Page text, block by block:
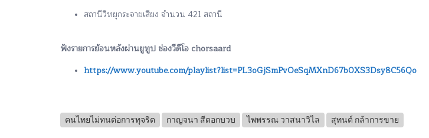
สถานีวิทยุกระจายเสียง จำนวน 421 สถานี
ฟังรายการย้อนหลังผ่านยูทูป ช่องวีดีโอ chorsaard
https://www.youtube.com/playlist?list=PL3oGjSmPvOeSqMXnD67b0XS3Dsy8C56Qo
คนไทยไม่ทนต่อการทุจริต กาญจนา สีดอกบวบ ไพพรรณ วาสนาวิไล สุทนต์ กล้าการขาย